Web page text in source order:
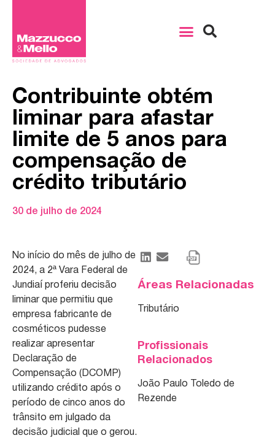
Contribuinte obtém
liminar para afastar
limite de 5 anos para
compensação de
crédito tributário
30 de julho de 2024
No início do mês de julho de
2024, a 2ª Vara Federal de
Jundiaí proferiu decisão
liminar que permitiu que
empresa fabricante de
cosméticos pudesse
realizar apresentar
Declaração de
Compensação (DCOMP)
utilizando crédito após o
período de cinco anos do
trânsito em julgado da
decisão judicial que o gerou.
Áreas Relacionadas
Tributário
Profissionais
Relacionados
João Paulo Toledo de
Rezende